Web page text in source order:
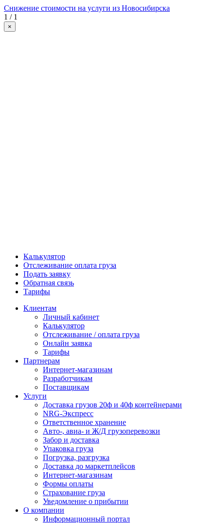
Снижение стоимости на услуги из Новосибирска
1 / 1
×
Калькулятор
Отслеживание оплата груза
Подать заявку
Обратная связь
Тарифы
Клиентам
Личный кабинет
Калькулятор
Отслеживание / оплата груза
Онлайн заявка
Тарифы
Партнерам
Интернет-магазинам
Разработчикам
Поставщикам
Услуги
Доставка грузов 20ф и 40ф контейнерами
NRG-Экспресс
Ответственное хранение
Авто-, авиа- и Ж/Д грузоперевозки
Забор и доставка
Упаковка груза
Погрузка, разгрузка
Доставка до маркетплейсов
Интернет-магазинам
Формы оплаты
Страхование груза
Уведомление о прибытии
О компании
Информационный портал